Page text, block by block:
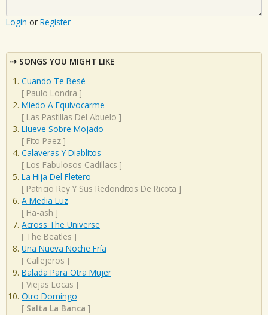
Login or Register
SONGS YOU MIGHT LIKE
Cuando Te Besé
[ Paulo Londra ]
Miedo A Equivocarme
[ Las Pastillas Del Abuelo ]
Llueve Sobre Mojado
[ Fito Paez ]
Calaveras Y Diablitos
[ Los Fabulosos Cadillacs ]
La Hija Del Fletero
[ Patricio Rey Y Sus Redonditos De Ricota ]
A Media Luz
[ Ha-ash ]
Across The Universe
[ The Beatles ]
Una Nueva Noche Fría
[ Callejeros ]
Balada Para Otra Mujer
[ Viejas Locas ]
Otro Domingo
[ Salta La Banca ]